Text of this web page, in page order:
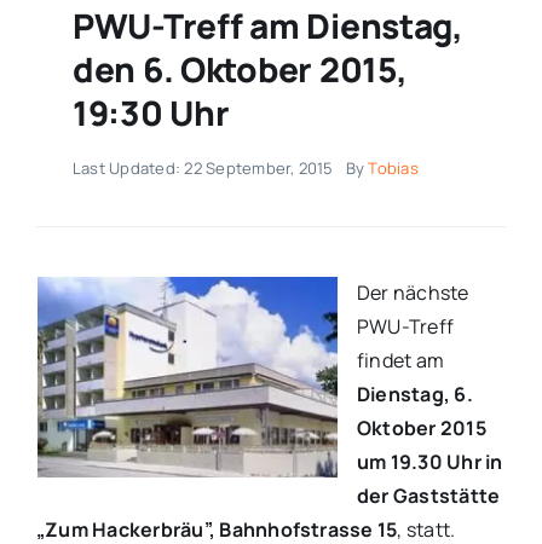
PWU-Treff am Dienstag,
den 6. Oktober 2015,
19:30 Uhr
Last Updated: 22 September, 2015 ByTobias
Der nächste
PWU-Treff
findet am
Dienstag, 6.
Oktober 2015
um 19.30 Uhr in
der Gaststätte
„Zum Hackerbräu”, Bahnhofstrasse 15, statt.